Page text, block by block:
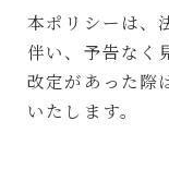
本ポリシーは、
伴い、予告なく
改定があった際
いたします。